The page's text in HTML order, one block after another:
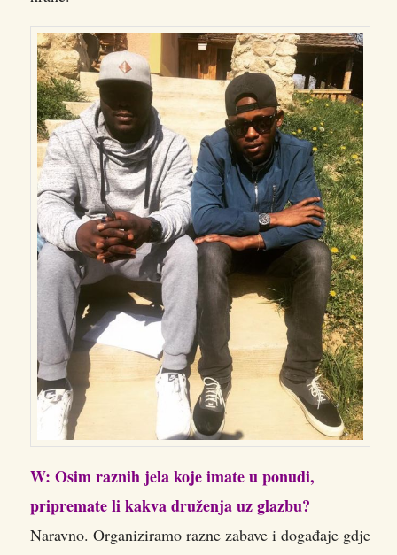
W: Osim raznih jela koje imate u ponudi,
pripremate li kakva druženja uz glazbu?
Naravno. Organiziramo razne zabave i događaje gdje